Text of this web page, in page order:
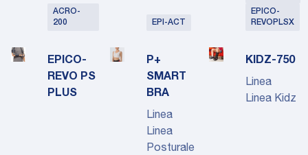
ACRO-
200
EPI-ACT
EPICO-
REVOPLSX
EPICO-
REVO PS
PLUS
P+
SMART
BRA
Linea
Linea
Posturale
KIDZ-750
Linea
Linea Kidz